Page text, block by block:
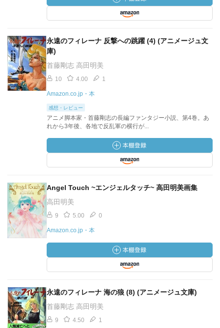
永遠のフィレーナ 反撃への跳躍 (4) (アニメージュ文
庫)
首藤剛志 高田明美
10 4.00 1
Amazon.co.jp・本
感想・レビュー
アニメ脚本家・首藤剛志の長編ファンタジー小説、第4巻。あ
れから3年後、各地で反乱軍の横行が...
Angel Touch ~エンジェルタッチ~ 高田明美画集
高田明美
9 5.00 0
Amazon.co.jp・本
永遠のフィレーナ 海の狼 (8) (アニメージュ文庫)
首藤剛志 高田明美
9 4.50 1